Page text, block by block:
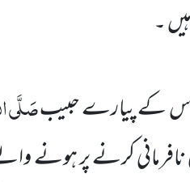
۔
اس کے پیارے حبیبصَلَّی
نافرمانی کرنے پر ہونے